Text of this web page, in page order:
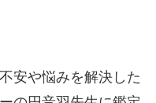
安や悩みを解決した